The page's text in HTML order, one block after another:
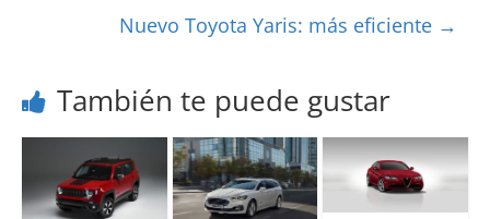
Nuevo Toyota Yaris: más eficiente →
También te puede gustar